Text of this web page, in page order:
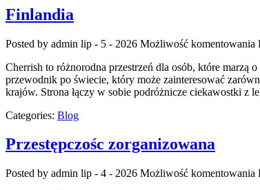
Finlandia
Posted by admin lip - 5 - 2026 Możliwość komentowania
Cherrish to różnorodna przestrzeń dla osób, które
przewodnik po świecie, który może zainteresować
krajów. Strona łączy w sobie podróżnicze ciekawostki
Categories: Blog
Przestępczośc zorganizowana
Posted by admin lip - 4 - 2026 Możliwość komentowania